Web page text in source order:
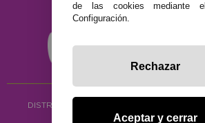
DISTRIBUCIÓN ALIMENTACIÓN
Copyright © 2026 ·
de las cookies mediante
Configuración.
Rechazar
Aceptar y cerrar